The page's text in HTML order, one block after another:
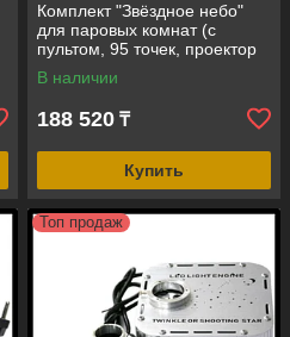
Комплект "Звёздное небо"
для паровых комнат (с
пультом, 95 точек, проектор
16W, эффект смены и
фиксации цвета)
В наличии
188 520 ₸
Купить
Топ продаж